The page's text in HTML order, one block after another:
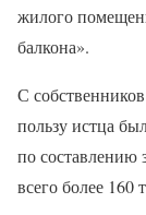
жилого
балкона».
С
пользу истца
по составлению
всего более 160